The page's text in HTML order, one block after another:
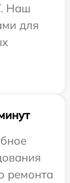
Наш
для
ремонта